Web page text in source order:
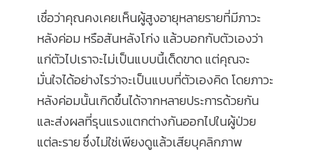
เชื่อว่าคุณคงเคยเห็นผู้สูงอายุหลายรายที่มีภาวะ
หลังค่อม หรือสันหลังโก่ง แล้วบอกกับตัวเองว่า
แก่ตัวไปเราจะไม่เป็นแบบนี้เด็ดขาด แต่คุณจะ
มั่นใจได้อย่างไรว่าจะเป็นแบบที่ตัวเองคิด โดยภาวะ
หลังค่อมนั้นเกิดขึ้นได้จากหลายประการด้วยกัน
และส่งผลที่รุนแรงแตกต่างกันออกไปในผู้ป่วย
แต่ละราย ซึ่งไม่ใช่เพียงดูแล้วเสียบุคลิกภาพ